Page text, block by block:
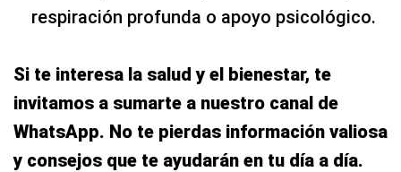
respiración profunda o apoyo psicológico.
Si te interesa la salud y el bienestar, te
invitamos a sumarte a nuestro canal de
WhatsApp. No te pierdas información valiosa
y consejos que te ayudarán en tu día a día.